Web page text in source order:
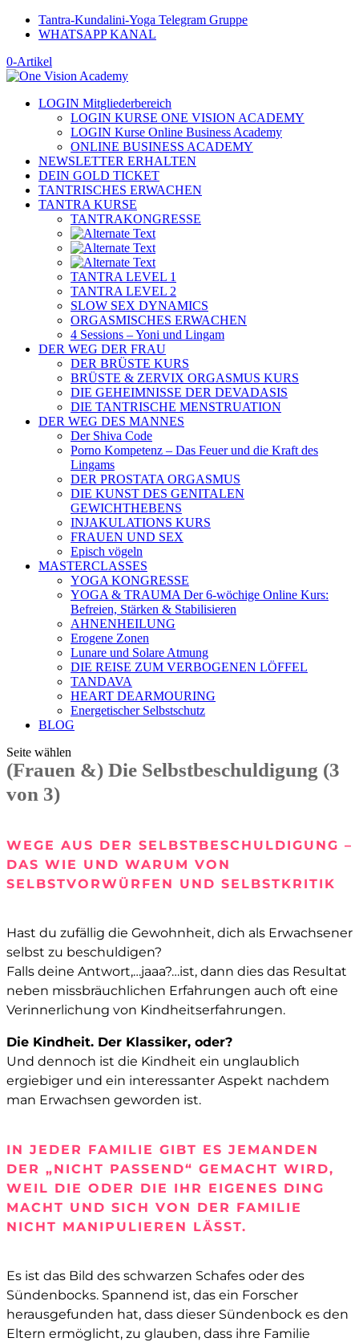
Tantra-Kundalini-Yoga Telegram Gruppe
WHATSAPP KANAL
0-Artikel
LOGIN Mitgliederbereich
LOGIN KURSE ONE VISION ACADEMY
LOGIN Kurse Online Business Academy
ONLINE BUSINESS ACADEMY
NEWSLETTER ERHALTEN
DEIN GOLD TICKET
TANTRISCHES ERWACHEN
TANTRA KURSE
TANTRAKONGRESSE
TANTRA LEVEL 1
TANTRA LEVEL 2
SLOW SEX DYNAMICS
ORGASMISCHES ERWACHEN
4 Sessions – Yoni und Lingam
DER WEG DER FRAU
DER BRÜSTE KURS
BRÜSTE & ZERVIX ORGASMUS KURS
DIE GEHEIMNISSE DER DEVADASIS
DIE TANTRISCHE MENSTRUATION
DER WEG DES MANNES
Der Shiva Code
Porno Kompetenz – Das Feuer und die Kraft des
Lingams
DER PROSTATA ORGASMUS
DIE KUNST DES GENITALEN
GEWICHTHEBENS
INJAKULATIONS KURS
FRAUEN UND SEX
Episch vögeln
MASTERCLASSES
YOGA KONGRESSE
YOGA & TRAUMA Der 6‑wöchige Online Kurs:
Befreien, Stärken & Stabilisieren
AHNENHEILUNG
Erogene Zonen
Lunare und Solare Atmung
DIE REISE ZUM VERBOGENEN LÖFFEL
TANDAVA
HEART DEARMOURING
Energetischer Selbstschutz
BLOG
Seite wählen
(Frauen &) Die Selbstbeschuldigung (3
von 3)
WEGE AUS DER SELBSTBESCHULDIGUNG –
DAS WIE UND WARUM VON
SELBSTVORWÜRFEN UND SELBSTKRITIK
Hast du zufällig die Gewohnheit, dich als Erwachsener
selbst zu beschuldigen?
Falls deine Antwort,…jaaa?…ist, dann dies das Resultat
neben missbräuchlichen Erfahrungen auch oft eine
Verinnerlichung von Kindheitserfahrungen.
Die Kindheit. Der Klassiker, oder?
Und dennoch ist die Kindheit ein unglaublich
ergiebiger und ein interessanter Aspekt nachdem
man Erwachsen geworden ist.
IN JEDER FAMILIE GIBT ES JEMANDEN
DER „NICHT PASSEND“ GEMACHT WIRD,
WEIL DIE ODER DIE IHR EIGENES DING
MACHT UND SICH VON DER FAMILIE
NICHT MANIPULIEREN LÄSST.
Es ist das Bild des schwarzen Schafes oder des
Sündenbocks. Spannend ist, das ein Forscher
herausgefunden hat, dass dieser Sündenbock es den
Eltern ermöglicht, zu glauben, dass ihre Familie